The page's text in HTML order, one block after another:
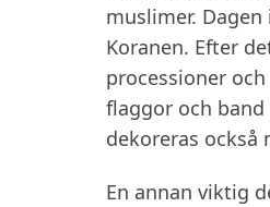
muslimer.
Koranen. Efter
processioner
flaggor och
dekoreras också
En annan viktig